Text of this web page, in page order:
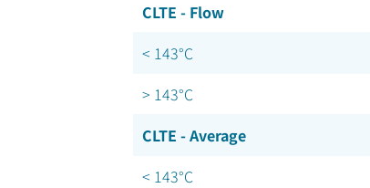
CLTE - Flow
< 143°C
> 143°C
CLTE - Average
< 143°C